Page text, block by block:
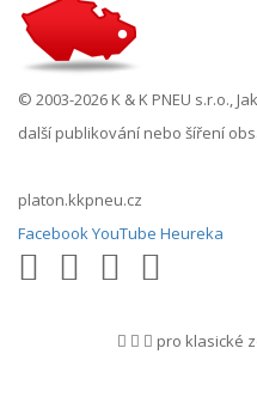
© 2003-2026 K & K PNEU s.r.o.,
další publikování nebo šíření
platon.kkpneu.cz
FacebookYouTube Heureka
pro klasické